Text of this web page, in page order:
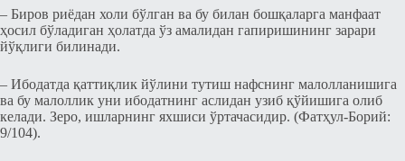
– Биров риёдан холи бўлган ва бу билан бошқаларга манфаат
ҳосил бўладиган ҳолатда ўз амалидан гапиришининг зарари
йўқлиги билинади.
– Ибодатда қаттиқлик йўлини тутиш нафснинг малолланишига
ва бу малоллик уни ибодатнинг аслидан узиб қўйишига олиб
келади. Зеро, ишларнинг яхшиси ўртачасидир. (Фатҳул-Борий:
9/104).